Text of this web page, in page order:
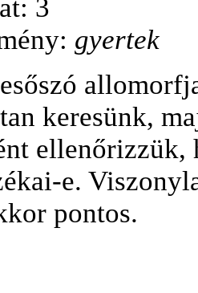
3
gyertek
keresünk,
ellenőrizzük,
e.
pontos.